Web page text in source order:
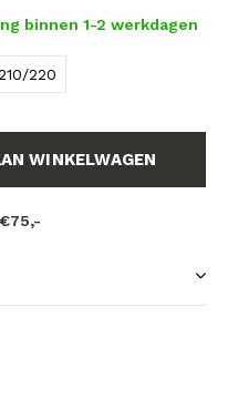
binnen 1-2 werkdagen
220
WINKELWAGEN